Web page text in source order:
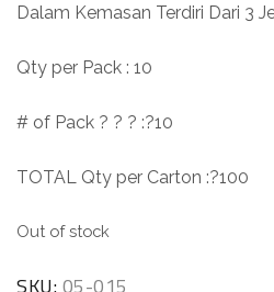
Dalam Kemasan Terdiri Dari 3
Qty per Pack : 10
# of Pack ? ? ? :?10
TOTAL Qty per Carton :?100
Out of stock
SKU:05-015